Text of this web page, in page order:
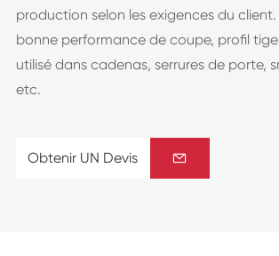
production selon les exigences du client.
bonne performance de coupe, profil
utilisé dans cadenas, serrures de porte,
etc.
Obtenir UN Devis 